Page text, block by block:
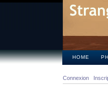
HOME
Connexion